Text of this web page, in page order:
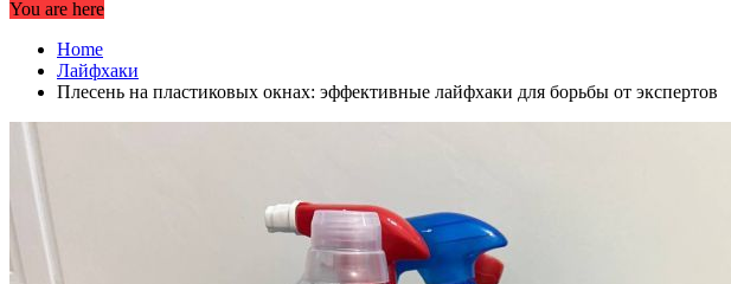
You are here
Home
Лайфхаки
Плесень на пластиковых окнах: эффективные лайфхаки для борьбы от экспертов